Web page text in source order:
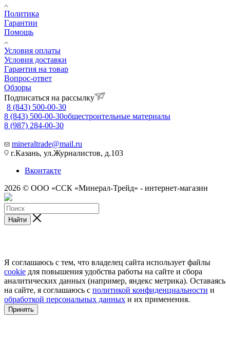
Политика
Гарантии
Помощь
Условия оплаты
Условия доставки
Гарантия на товар
Вопрос-ответ
Обзоры
Подписаться на рассылку
8 (843) 500-00-30
8 (843) 500-00-30общестроительные материалы
8 (987) 284-00-30
mineraltrade@mail.ru
г.Казань, ул.Журналистов, д.103
Вконтакте
2026 © ООО «ССК «Минерал-Трейд» - интернет-магазин
Найти
Я соглашаюсь с тем, что владелец сайта использует файлы
cookie для повышения удобства работы на сайте и сбора
аналитических данных (например, яндекс метрика). Оставаясь
на сайте, я соглашаюсь с политикой конфиденциальности и
обработкой персональных данных и их применения.
Принять